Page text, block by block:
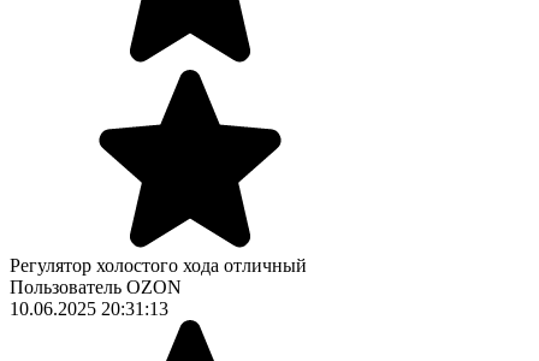
Регулятор холостого хода отличный
Пользователь OZON
10.06.2025 20:31:13